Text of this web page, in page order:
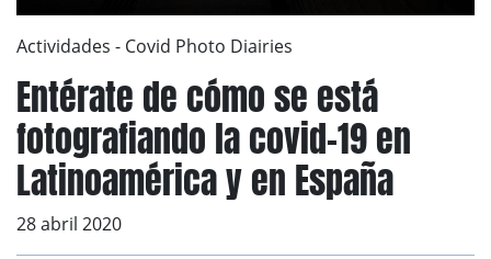
Actividades - Covid Photo Diairies
Entérate de cómo se está
fotografiando la covid-19 en
Latinoamérica y en España
28 abril 2020